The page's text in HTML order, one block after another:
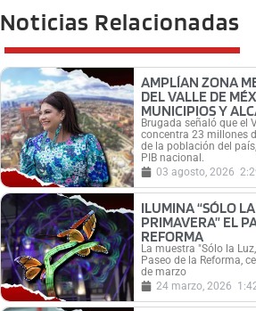
Noticias Relacionadas
AMPLÍAN ZONA
DEL VALLE DE
MUNICIPIOS Y
Brugada señaló que el
concentra 23 millones
de la población del
PIB nacional.
03 agosto, 2026
ILUMINA “SÓLO
PRIMAVERA” EL
REFORMA
La muestra "Sólo la
Paseo de la Reforma,
de marzo
24 marzo, 2026